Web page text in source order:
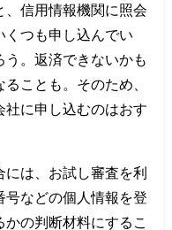
、信用情報機関に照会
くつも申し込んでい
う。返済できないかも
ことも。そのため、
社に申し込むのはおす
は、お試し審査を利
号などの個人情報を登
の判断材料にするこ